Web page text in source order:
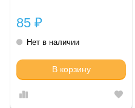
85 ₽
Нет в наличии
В корзину